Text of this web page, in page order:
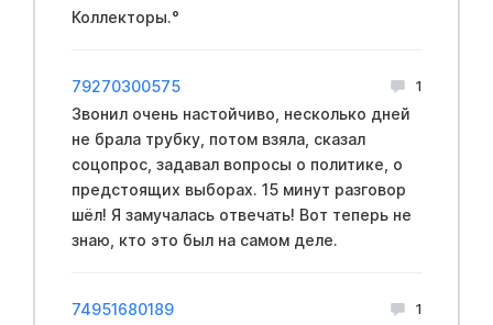
Коллекторы.°
79270300575 1
Звонил очень настойчиво, несколько дней
не брала трубку, потом взяла, сказал
соцопрос, задавал вопросы о политике, о
предстоящих выборах. 15 минут разговор
шёл! Я замучалась отвечать! Вот теперь не
знаю, кто это был на самом деле.
74951680189 1